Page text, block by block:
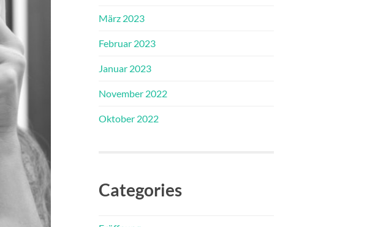
März 2023
Februar 2023
Januar 2023
November 2022
Oktober 2022
Categories